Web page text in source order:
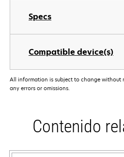
Specs
Compatible device(s)
All information is subject to change without
any errors or omissions.
Contenido